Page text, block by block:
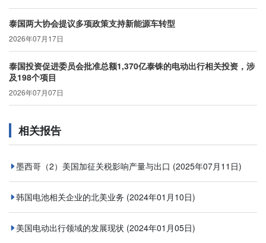
泰国两大协会提议多项政策支持新能源车转型
2026年07月17日
泰国投资促进委员会批准总额1,370亿泰铢的电动出行相关投资，涉
及198个项目
2026年07月07日
相关报告
墨西哥（2）美国加征关税影响产量与出口 (2025年07月11日)
韩国电池相关企业的北美业务 (2024年01月10日)
美国电动出行领域的发展现状 (2024年01月05日)